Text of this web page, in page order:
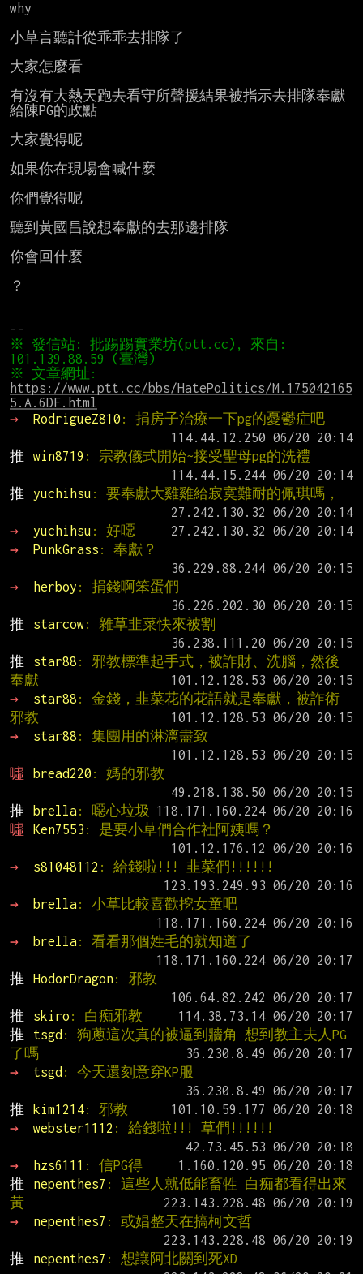
why
小草言聽計從乖乖去排隊了
大家怎麼看
有沒有大熱天跑去看守所聲援結果被指示去排隊奉獻
給陳PG的政點
大家覺得呢
如果你在現場會喊什麼
你們覺得呢
聽到黃國昌說想奉獻的去那邊排隊
你會回什麼
？
※ 發信站: 批踢踢實業坊(ptt.cc), 來自:
https://www.ptt.cc/bbs/HatePolitics/M.175042165
5.A.6DF.html
→
RodrigueZ810 : 捐房子治療一下pg的憂鬱症吧
推
win8719 : 宗教儀式開始~接受聖母pg的洗禮
推
yuchihsu : 要奉獻大雞雞給寂寞難耐的佩琪嗎，
→
yuchihsu : 好噁
→
PunkGrass : 奉獻？
→
herboy : 捐錢啊笨蛋們
推
starcow: 雜草韭菜快來被割
推
star88 : 邪教標準起手式，被詐財、洗腦，然後
奉獻
→
star88 : 金錢，韭菜花的花語就是奉獻，被詐術
邪教
→
star88 : 集團用的淋漓盡致
噓
bread220 : 媽的邪教
推
brella: 噁心垃圾
噓
Ken7553 : 是要小草們合作社阿姨嗎？
→
s81048112 : 給錢啦!!! 韭菜們!!!!!!
→
brella: 小草比較喜歡挖女童吧
→
brella: 看看那個姓毛的就知道了
推
HodorDragon: 邪教
推
skiro : 白痴邪教
推
tsgd : 狗蔥這次真的被逼到牆角 想到教主夫人PG
了嗎
→
tsgd : 今天還刻意穿KP服
推
kim1214: 邪教
→
webster1112 : 給錢啦!!! 草們!!!!!!
→
hzs6111 : 信PG得
推
nepenthes7 : 這些人就低能畜牲 白痴都看得出來
黃
→
nepenthes7 : 或娼整天在搞柯文哲
推
nepenthes7 : 想讓阿北關到死XD